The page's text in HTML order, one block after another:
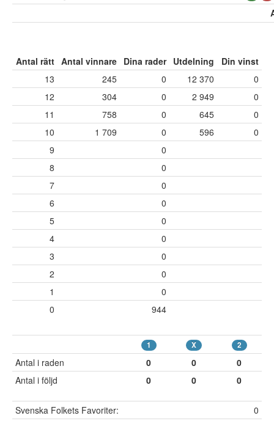
Antal rätt Antal vinnare Dina rader Utdelning
Din vinst
13
245 0 12 370
0
12
304 0 2 949
0
11
758 0 645
0
10
1 709 0 596
0
9
0
8
0
7
0
6
0
5
0
4
0
3
0
2
0
1
0
0
944
1 X 2
Antal i raden 0 0
0
Antal i följd
0 0 0
Svenska Folkets Favoriter:
0